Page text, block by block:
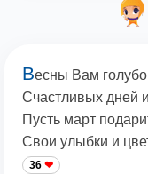
Весны Вам
Счастливых дней
Пусть март
Свои улыбки и
36